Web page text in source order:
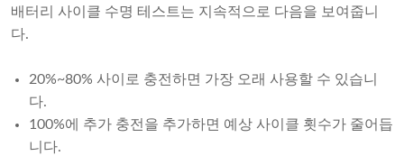
배터리 사이클 수명 테스트는 지속적으로 다음을 보여줍니
다.
20%~80% 사이로 충전하면 가장 오래 사용할 수 있습니
다.
100%에 추가 충전을 추가하면 예상 사이클 횟수가 줄어듭
니다.